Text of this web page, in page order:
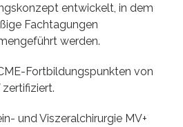
entwickelt, in dem
Fachtagungen
werden.
Fortbildungspunkten von
und Viszeralchirurgie MV+